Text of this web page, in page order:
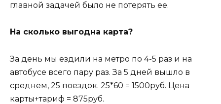
главной задачей было не потерять ее.
На сколько выгодна карта?
За день мы ездили на метро по 4-5 раз и на
автобусе всего пару раз. За 5 дней вышло в
среднем, 25 поездок. 25*60 = 1500руб. Цена
карты+тариф = 875руб.